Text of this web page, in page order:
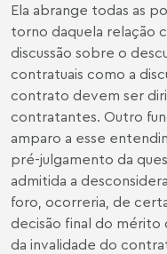
Ela abrange todas as
torno daquela relação
discussão sobre o
contratuais como a
contrato devem ser
contratantes. Outro
amparo a esse
pré-julgamento da
admitida a
foro, ocorreria, de
decisão final do
da invalidade do